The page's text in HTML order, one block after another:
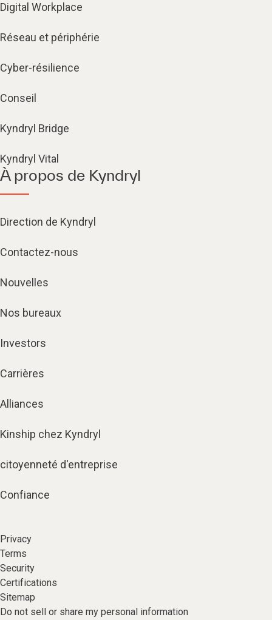
Digital Workplace
Réseau et périphérie
Cyber-résilience
Conseil
Kyndryl Bridge
Kyndryl Vital
À propos de Kyndryl
Direction de Kyndryl
Contactez-nous
Nouvelles
Nos bureaux
Investors
Carrières
Alliances
Kinship chez Kyndryl
citoyenneté d'entreprise
Confiance
Privacy
Terms
Security
Certifications
Sitemap
Do not sell or share my personal information